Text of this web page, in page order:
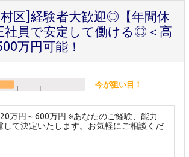
村区]経験者大歓迎◎【年間休
社員で安定して働ける◎＜高
万円可能！
今が狙い目！
万円～600万円 ※あなたのご経験、能力
して決定いたします。お気軽にご相談くだ